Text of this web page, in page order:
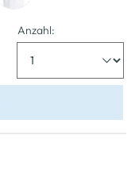
Anzahl: